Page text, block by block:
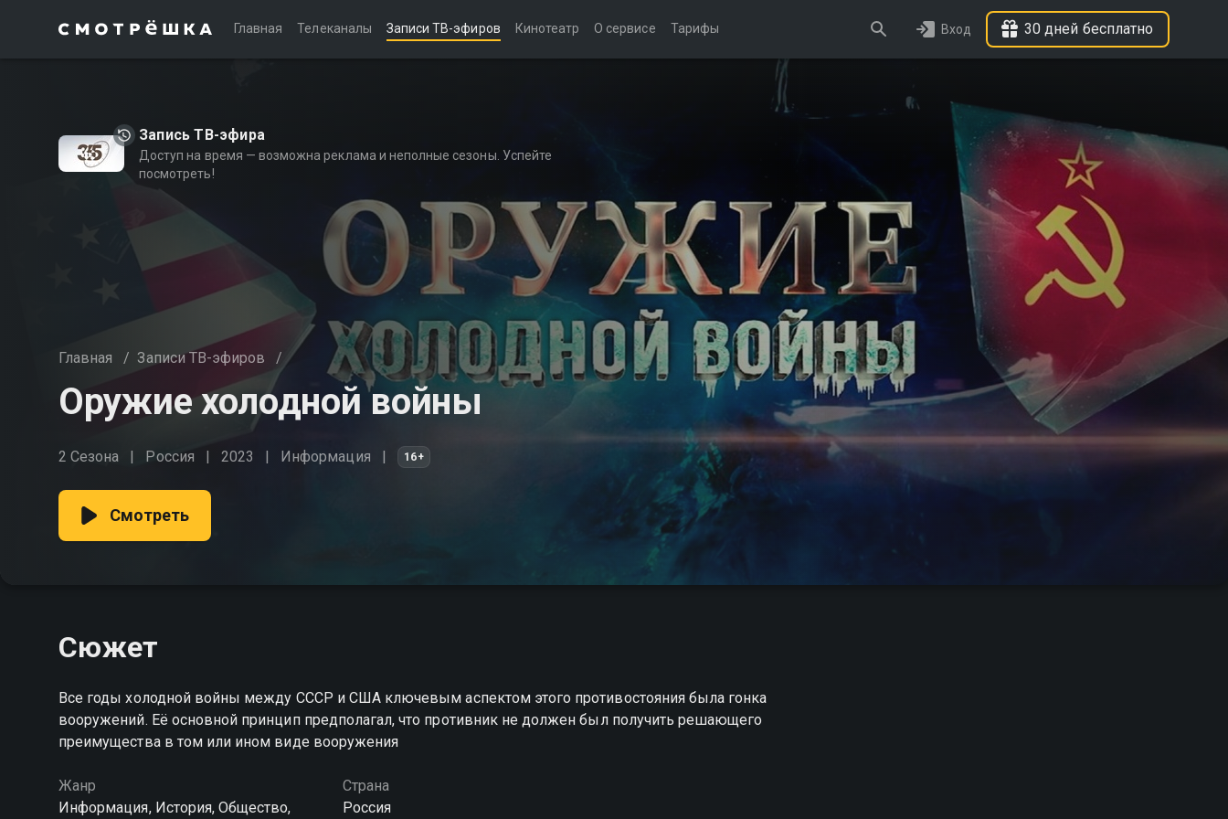
Главная Телеканалы Записи ТВ-эфиров Кинотеатр О сервисе Тарифы Вход 30 дней бесплатно
Запись ТВ-эфира
Доступ на время — возможна реклама и неполные сезоны. Успейте
посмотреть!
Главная / Записи ТВ-эфиров /
Оружие холодной войны
2 Сезона Россия 2023 Информация 16+
Смотреть
Сюжет
Все годы холодной войны между СССР и США ключевым аспектом этого противостояния была гонка
вооружений. Её основной принцип предполагал, что противник не должен был получить решающего
преимущества в том или ином виде вооружения
Жанр
Информация, История, Общество,
Страна
Россия